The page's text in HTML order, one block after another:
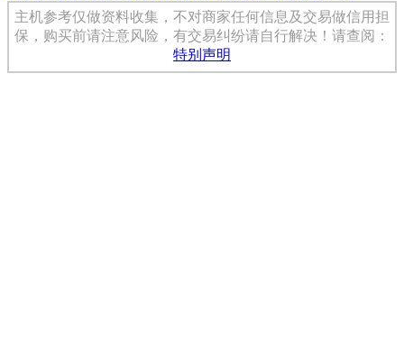
主机参考仅做资料收集，不对商家任何信息及交易做信用担
保，购买前请注意风险，有交易纠纷请自行解决！请查阅：
特别声明